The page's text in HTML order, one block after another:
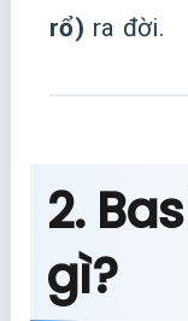
rổ) ra đời.
2.
gì?